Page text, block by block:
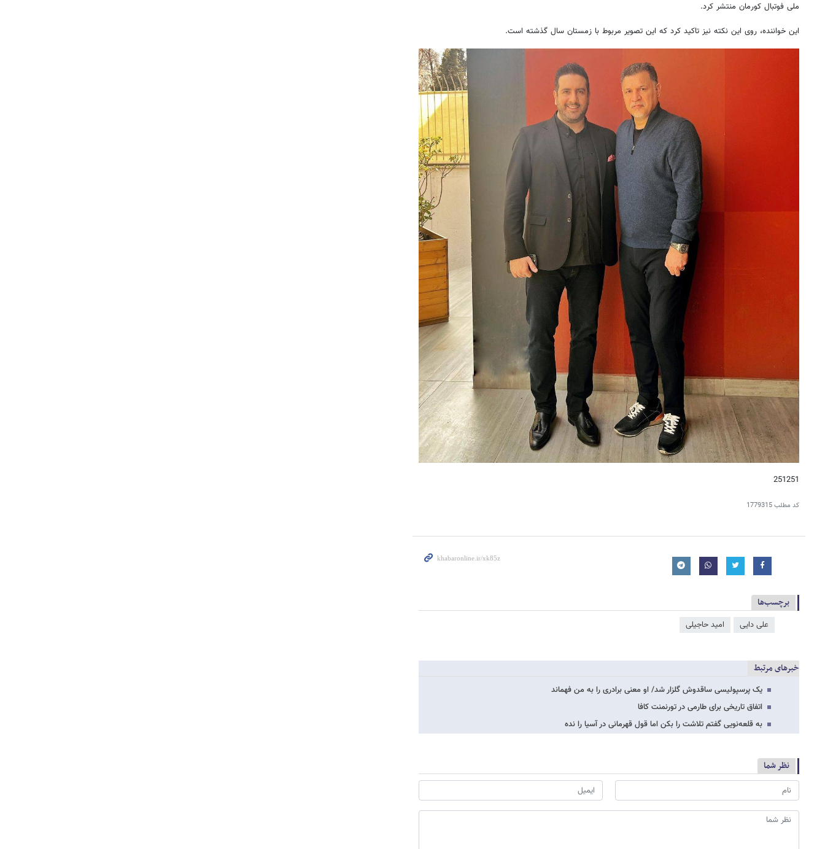
ملی فوتبال کورمان منتشر کرد.
این خواننده، روی این نکته نیز تاکید کرد که این تصویر مربوط با زمستان سال گذشته است.
251251
کد مطلب1779315
برچسب‌ها
علی دایی امید حاجیلی
خبرهای مرتبط
یک پرسپولیسی ساقدوش گلزار شد/ او معنی برادری را به من فهماند
اتفاق تاریخی برای طارمی در تورنمنت کافا
به قلعه‌نویی گفتم تلاشت را بکن اما قول قهرمانی در آسیا را نده
نظر شما